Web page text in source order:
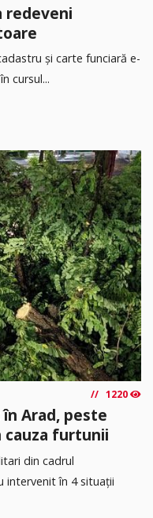
redeveni
și carte funciară e-
cursul...
1220
Arad, peste
cauza furtunii
din cadrul
intervenit în 4 situații